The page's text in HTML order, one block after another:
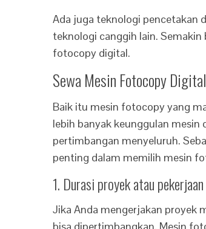
Ada juga teknologi pencetakan
teknologi canggih lain.
fotocopy digital.
Sewa Mesin Fotocopy
Baik itu mesin fotocopy yang
lebih banyak keunggulan
pertimbangan menyeluruh.
penting dalam memilih mesin
1. Durasi proyek atau pekerjaan
Jika Anda mengerjakan proyek